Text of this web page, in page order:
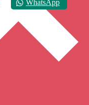
WhatsApp